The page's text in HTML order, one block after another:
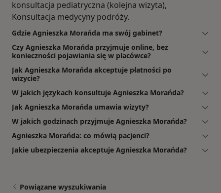
konsultacja pediatryczna (kolejna wizyta),
Konsultacja medycyny podróży.
Gdzie Agnieszka Morańda ma swój gabinet?
Czy Agnieszka Morańda przyjmuje online, bez
konieczności pojawiania się w placówce?
Jak Agnieszka Morańda akceptuje płatności po
wizycie?
W jakich językach konsultuje Agnieszka Morańda?
Jak Agnieszka Morańda umawia wizyty?
W jakich godzinach przyjmuje Agnieszka Morańda?
Agnieszka Morańda: co mówią pacjenci?
Jakie ubezpieczenia akceptuje Agnieszka Morańda?
Powiązane wyszukiwania